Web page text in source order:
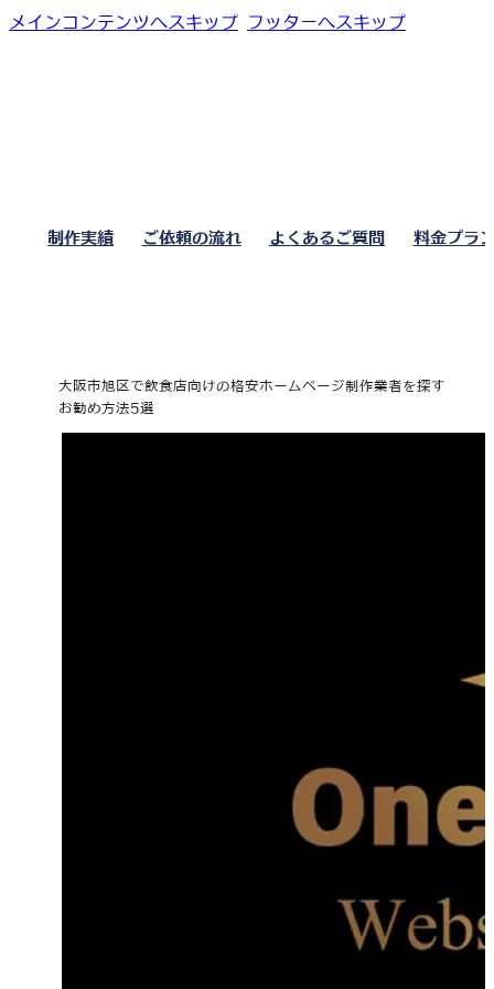
メインコンテンツへスキップ フッターへスキップ
制作実績 ご依頼の流れ よくあるご質問 料金プラ
大阪市旭区で飲食店向けの格安ホームページ制作業者を探す
お勧め方法5選